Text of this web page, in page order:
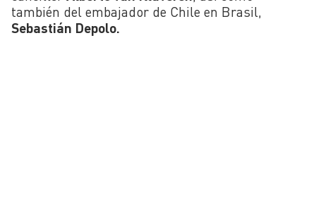
también del embajador de Chile en Brasil,
Sebastián Depolo.